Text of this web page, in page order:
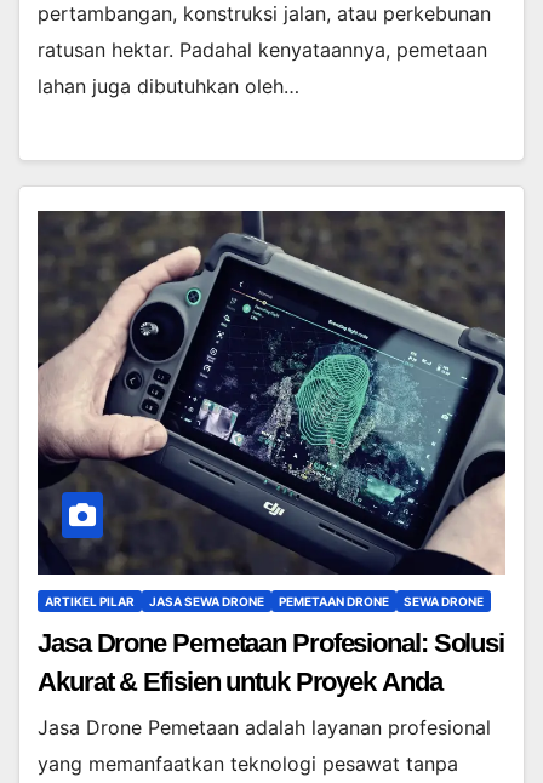
pertambangan, konstruksi jalan, atau perkebunan
ratusan hektar. Padahal kenyataannya, pemetaan
lahan juga dibutuhkan oleh…
ARTIKEL PILAR JASA SEWA DRONE PEMETAAN DRONE SEWA DRONE
Jasa Drone Pemetaan Profesional: Solusi
Akurat & Efisien untuk Proyek Anda
Jasa Drone Pemetaan adalah layanan profesional
yang memanfaatkan teknologi pesawat tanpa